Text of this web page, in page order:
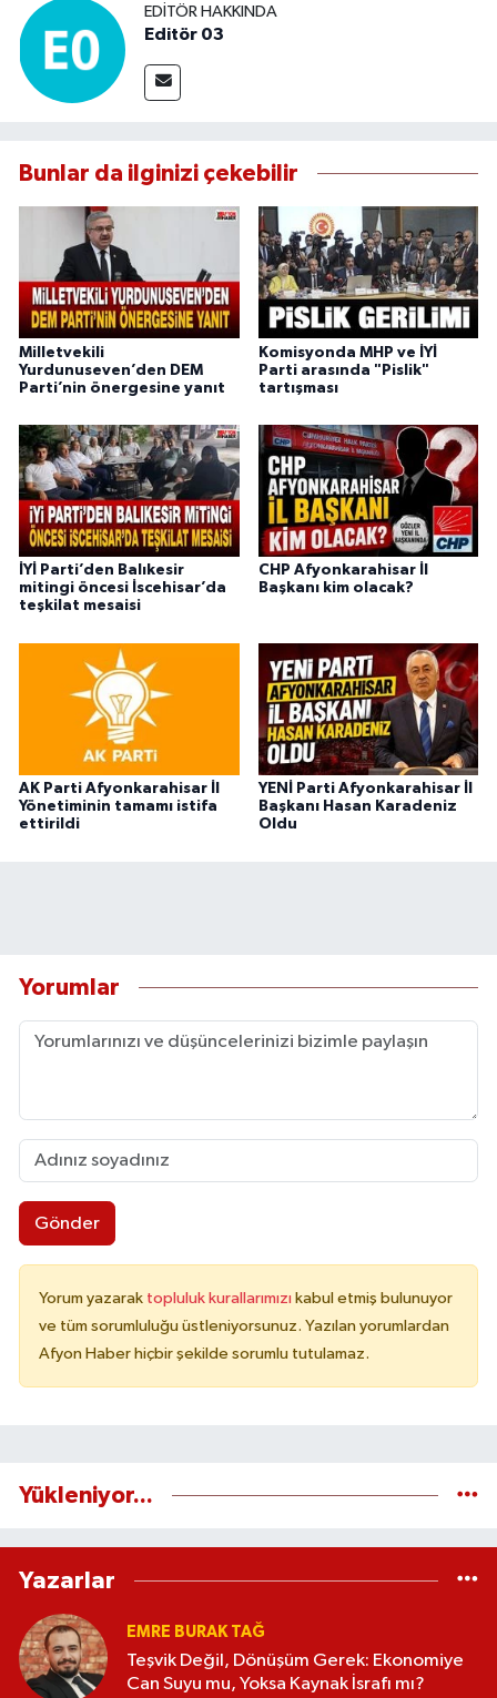
EDITÖR HAKKINDA
Editör 03
Bunlar da ilginizi çekebilir
Milletvekili
Yurdunuseven’den DEM
Parti’nin önergesine yanıt
Komisyonda MHP ve İYİ
Parti arasında "Pislik"
tartışması
İYİ Parti’den Balıkesir
mitingi öncesi İscehisar’da
teşkilat mesaisi
CHP Afyonkarahisar İl
Başkanı kim olacak?
AK Parti Afyonkarahisar İl
Yönetiminin tamamı istifa
ettirildi
YENİ Parti Afyonkarahisar İl
Başkanı Hasan Karadeniz
Oldu
Yorumlar
Gönder
Yorum yazarak topluluk kurallarımızı kabul etmiş bulunuyor
ve tüm sorumluluğu üstleniyorsunuz. Yazılan yorumlardan
Afyon Haber hiçbir şekilde sorumlu tutulamaz.
Yükleniyor...
Yazarlar
EMRE BURAK TAĞ
Teşvik Değil, Dönüşüm Gerek: Ekonomiye
Can Suyu mu, Yoksa Kaynak İsrafı mı?